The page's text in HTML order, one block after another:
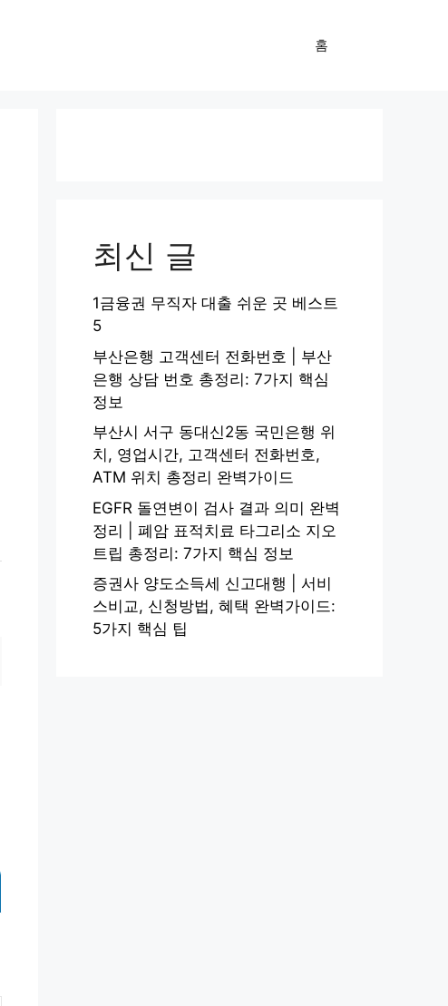
홈
최신 글
1금융권 무직자 대출 쉬운 곳 베스트
5
부산은행 고객센터 전화번호 | 부산
은행 상담 번호 총정리: 7가지 핵심
정보
부산시 서구 동대신2동 국민은행 위
치, 영업시간, 고객센터 전화번호,
ATM 위치 총정리 완벽가이드
EGFR 돌연변이 검사 결과 의미 완벽
정리 | 폐암 표적치료 타그리소 지오
트립 총정리: 7가지 핵심 정보
증권사 양도소득세 신고대행 | 서비
스비교, 신청방법, 혜택 완벽가이드:
5가지 핵심 팁